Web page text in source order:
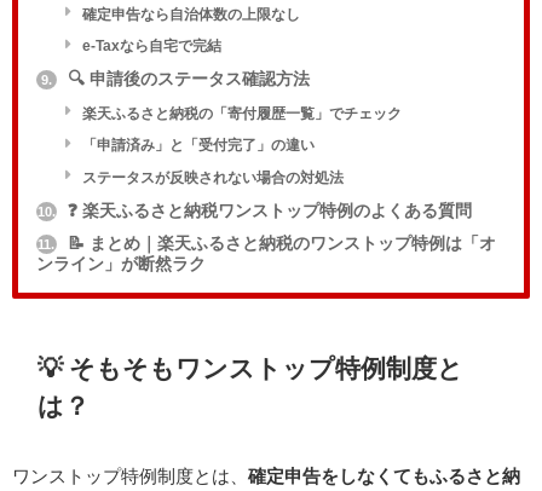
確定申告なら自治体数の上限なし
e-Taxなら自宅で完結
9. 🔍 申請後のステータス確認方法
楽天ふるさと納税の「寄付履歴一覧」でチェック
「申請済み」と「受付完了」の違い
ステータスが反映されない場合の対処法
10. ❓ 楽天ふるさと納税ワンストップ特例のよくある質問
11.
📝 まとめ｜楽天ふるさと納税のワンストップ特例は「オ
ンライン」が断然ラク
💡 そもそもワンストップ特例制度と
は？
ワンストップ特例制度とは、 確定申告をしなくてもふるさと納